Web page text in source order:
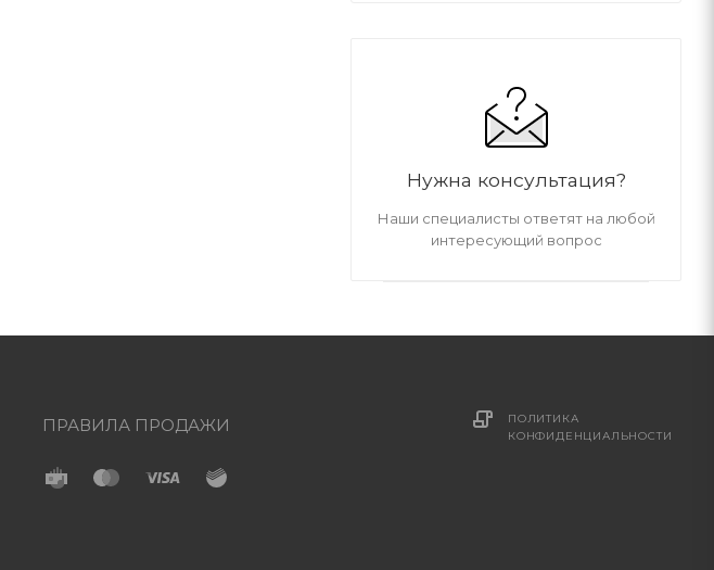
Нужна консультация?
Наши специалисты ответят на любой
интересующий вопрос
ПРАВИЛА ПРОДАЖИ
ПОЛИТИКА
КОНФИДЕНЦИАЛЬНОСТИ